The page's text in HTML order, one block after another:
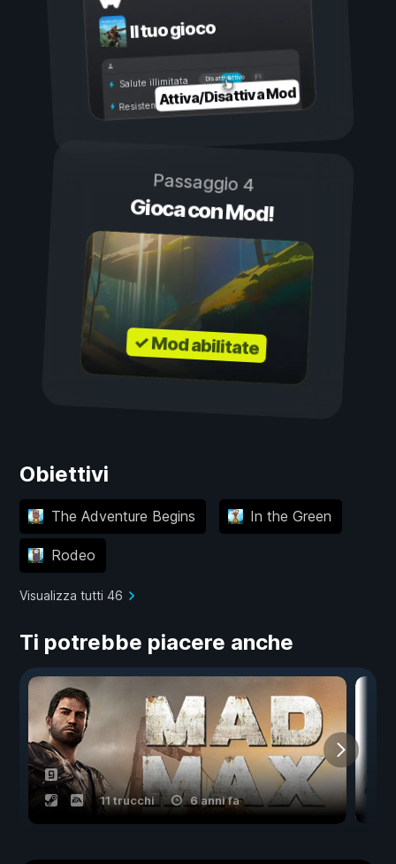
Il tuo gioco
Attivo
Disattivo
Salute illimitata
Resistenza illimitata
Attiva/Disattiva Mod
Passaggio 4
Gioca con Mod!
✓ Mod abilitate
Obiettivi
The Adventure Begins In the Green
Rodeo
Visualizza tutti 46
Ti potrebbe piacere anche
11 trucchi 6 anni fa